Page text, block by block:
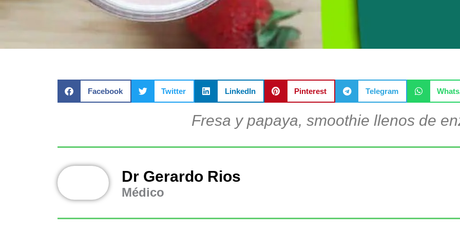
Facebook Twitter LinkedIn Pinterest Telegram
Fresa y papaya, smoothie llenos de
Dr Gerardo Rios
Médico